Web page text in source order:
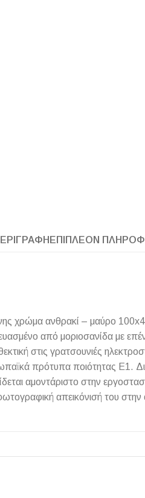
Οδηγός Αγοράς
ΕΠΙΠΛΈΟΝ
χρώμα ανθρακί – μαύρο
από μοριοσανίδα με
στις γρατσουνιές
πρότυπα ποιότητας Ε1.
αμοντάριστο στην
απεικόνισή του